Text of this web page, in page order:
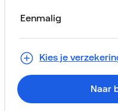
Eenmalig
Kies je
Naar